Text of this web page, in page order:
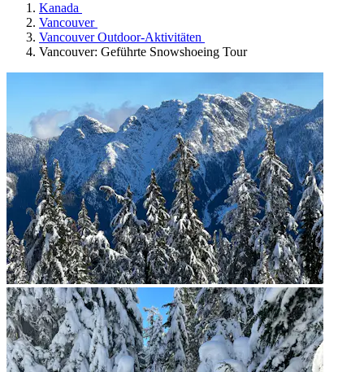
Kanada
Vancouver
Vancouver Outdoor-Aktivitäten
Vancouver: Geführte Snowshoeing Tour